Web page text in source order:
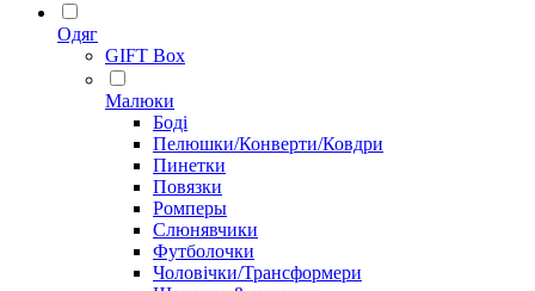
Одяг
GIFT Box
Малюки
Боді
Пелюшки/Конверти/Ковдри
Пинетки
Повязки
Ромперы
Слюнявчики
Футболочки
Чоловічки/Трансформери